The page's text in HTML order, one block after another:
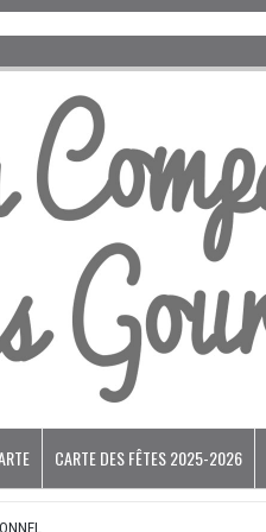
CARTE DES FÊTES 2025-2026